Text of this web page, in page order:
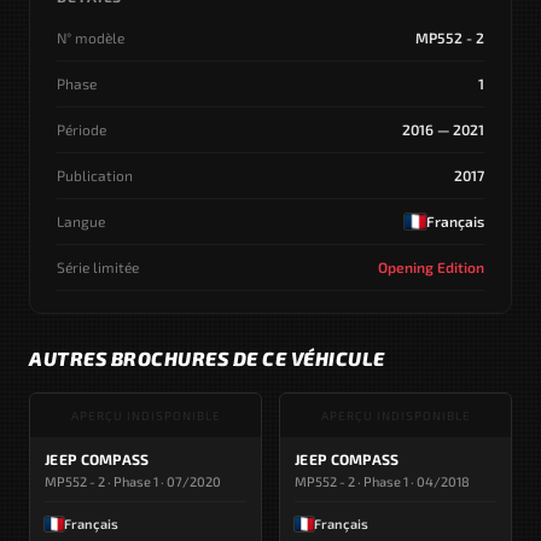
N° modèle MP552 - 2
Phase 1
Période 2016 — 2021
Publication 2017
Langue Français
Série limitée Opening Edition
AUTRES BROCHURES DE CE VÉHICULE
APERÇU INDISPONIBLE
JEEP COMPASS
MP552 - 2 · Phase 1 · 07/2020
Français
APERÇU INDISPONIBLE
JEEP COMPASS
MP552 - 2 · Phase 1 · 04/2018
Français